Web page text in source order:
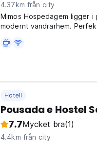
4.37km från city
Mimos Hospedagem ligger i
modernt vandrarhem.
autentiska upplevelser.
Hotell
Pousada e Hostel
7.7Mycket bra(1)
4.4km från city